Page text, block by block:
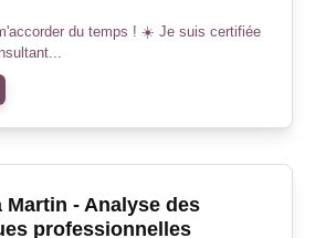
du temps ! ☀️ Je suis certifiée
Martin - Analyse des
professionnelles